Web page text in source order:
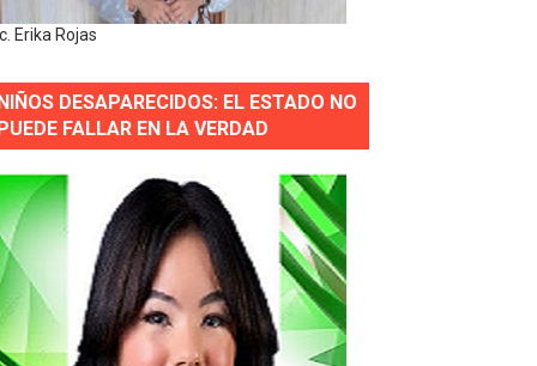
Erika Rojas
DESAPARECIDOS: EL ESTADO NO
FALLAR EN LA VERDAD